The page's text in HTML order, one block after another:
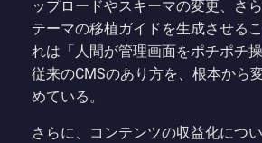
ップロードやスキーマの変更、さ
テーマの移植ガイドを生成させる
れは「人間が管理画面をポチポチ
従来のCMSのあり方を、根本から
めている。
さらに、コンテンツの収益化につ